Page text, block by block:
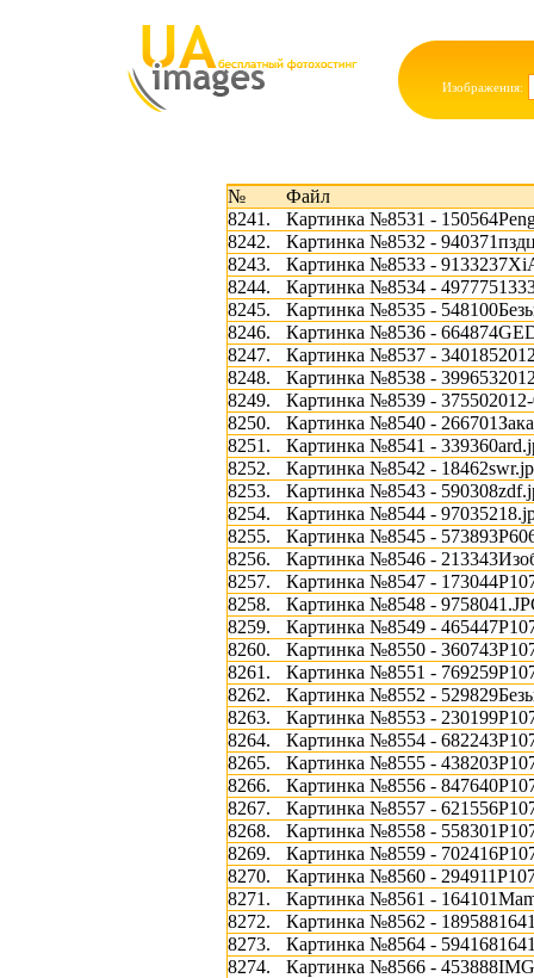
Изображения:
№
Файл
8241.
Картинка №8531 -
8242.
Картинка №8532 -
8243.
Картинка №8533 -
8244.
Картинка №8534 -
8245.
Картинка №8535 -
8246.
Картинка №8536 -
8247.
Картинка №8537 -
8248.
Картинка №8538 -
8249.
Картинка №8539 -
8250.
Картинка №8540 -
8251.
Картинка №8541 -
8252.
Картинка №8542 -
8253.
Картинка №8543 -
8254.
Картинка №8544 -
8255.
Картинка №8545 -
8256.
Картинка №8546 -
8257.
Картинка №8547 -
8258.
Картинка №8548 -
8259.
Картинка №8549 -
8260.
Картинка №8550 -
8261.
Картинка №8551 -
8262.
Картинка №8552 -
8263.
Картинка №8553 -
8264.
Картинка №8554 -
8265.
Картинка №8555 -
8266.
Картинка №8556 -
8267.
Картинка №8557 -
8268.
Картинка №8558 -
8269.
Картинка №8559 -
8270.
Картинка №8560 -
8271.
Картинка №8561 -
8272.
Картинка №8562 -
8273.
Картинка №8564 -
8274.
Картинка №8566 -